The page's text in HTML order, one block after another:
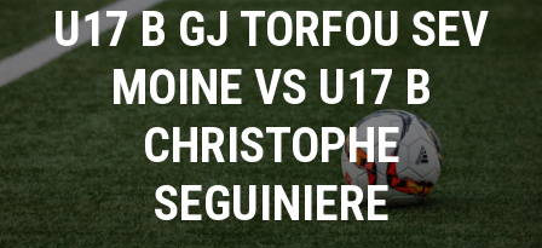
U17 B GJ TORFOU SEV
MOINE VS U17 B
CHRISTOPHE
SEGUINIERE